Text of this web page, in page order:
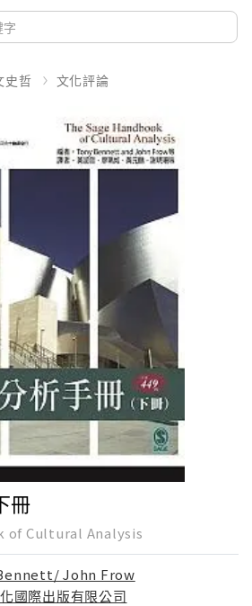
史哲 文化評論
冊
of Cultural Analysis
John Frow
國際出版有限公司